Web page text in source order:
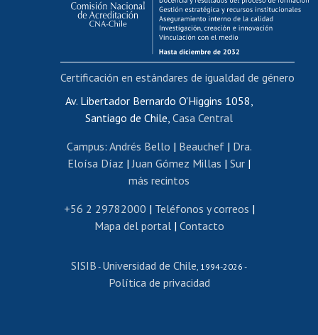
Funcionarias/os
Cursos internos de capacitación
Bienestar del personal
Portal de movilidad interna
Certificado de renta
Certificado de renta honorarios
Editar páginas blancas
Extranjeras/os
Revalidación y reconocimiento de títulos
Postulación al Programa de Movilidad Estudiantil
Cursos de español
Av. Libertador Bernardo O'Higgins 1058,
Santiago de Chile, Casa Central
Campus: Andrés Bello | Beauchef| Dra.
Eloísa Díaz |Juan Gómez Millas | Sur |
más recintos
+56 2 29782000 | Teléfonos y correos |
Mapa del portal| Contacto
SISIB - Universidad de Chile, 1994-2026 -
Política de privacidad
Certificación en estándares de igualdad de género